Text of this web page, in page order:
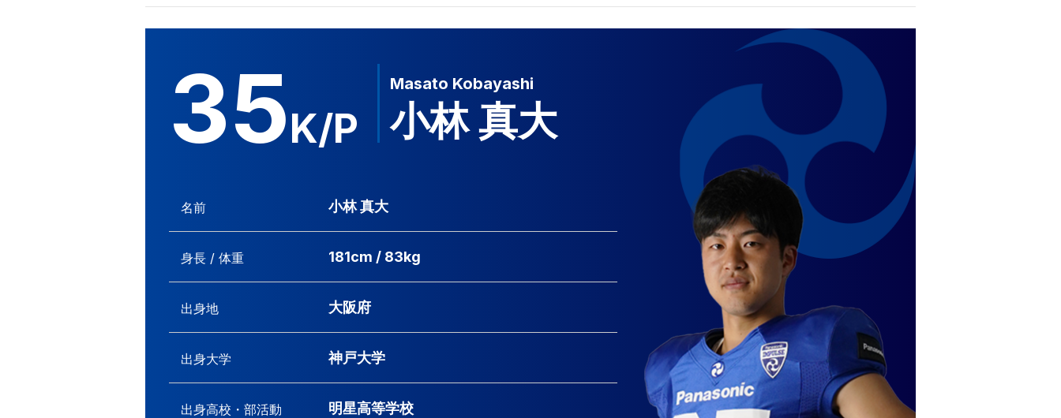
35K/P
Masato Kobayashi
小林 真大
名前 小林 真大
身長 / 体重 181cm / 83kg
出身地 大阪府
出身大学 神戸大学
出身高校・ 部活動
明星高等学校